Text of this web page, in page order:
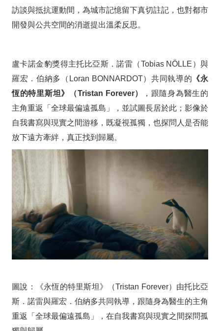
訪談與抵抗運動間，為城市記憶留下真切註記，也對都市
開發與公共空間的消逝提出溫柔反思。
盧卡諾金豹獎得主托比亞斯．諾雷（Tobias NÖLLE）與
羅宏．伯納多（Loran BONNARDOT）共同執導的 《永
恆的特里斯坦》（Tristan Forever）
，跟隨身為醫生的
主角重返「全球最偏遠孤島」，並試圖長居於此；影像於
自我書寫與現實之間游移，既凝視孤獨，也探問人是否能
放下遠方牽絆，真正找到歸屬。
圖說：《永恆的特里斯坦》（Tristan Forever）由托比亞
斯．諾雷與羅宏．伯納多共同執導，跟隨身為醫生的主角
重返「全球最偏遠孤島」，在自我書寫與現實之間探問孤